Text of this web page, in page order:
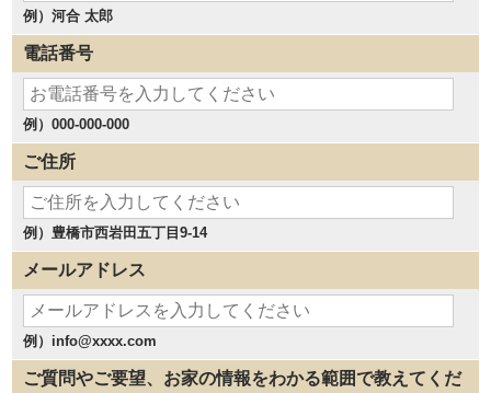
例）河合 太郎
電話番号
例）000-000-000
ご住所
例）豊橋市西岩田五丁目9-14
メールアドレス
例）info@xxxx.com
ご質問やご要望、お家の情報をわかる範囲で教えてくだ